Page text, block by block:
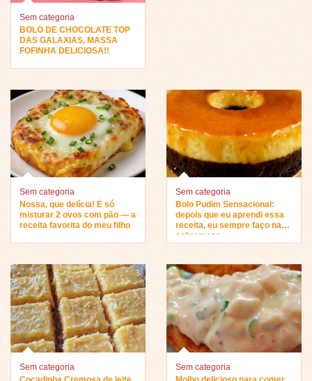
Sem categoria
BOLO DE CHOCOLATE TOP
DAS GALAXIAS, MASSA
FOFINHA DELICIOSA!!
Sem categoria
Nossa, que delícia! É só
misturar 2 ovos com pão — a
receita favorita do meu filho
Sem categoria
Bolo Pudim Sensacional:
depois que eu aprendi essa
receita, eu sempre faço na
sobremesa…
Sem categoria
Sem categoria